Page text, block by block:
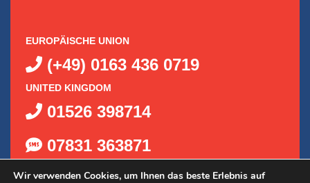
EUROPÄISCHE UNION
(+49) 0163 436 0719
UNITED KINGDOM
01526 398714
07831 363871
Wir verwenden Cookies, um Ihnen das beste Erlebnis auf